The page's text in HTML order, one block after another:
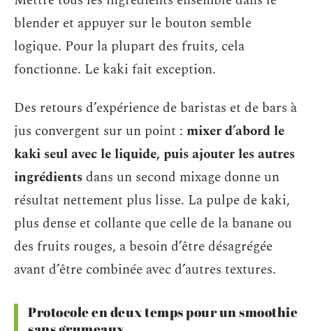
blender et appuyer sur le bouton semble
logique. Pour la plupart des fruits, cela
fonctionne. Le kaki fait exception.
Des retours d’expérience de baristas et de bars à
jus convergent sur un point : mixer d’abord le
kaki seul avec le liquide, puis ajouter les autres
ingrédientsdans un second mixage donne un
résultat nettement plus lisse. La pulpe de kaki,
plus dense et collante que celle de la banane ou
des fruits rouges, a besoin d’être désagrégée
avant d’être combinée avec d’autres textures.
Protocole en deux temps pour un smoothie